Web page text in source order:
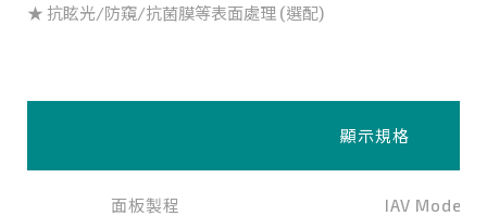
★ 抗眩光/防窺/抗菌膜等表面處理 (選配)
顯示規格
面板製程 IAV Mode,